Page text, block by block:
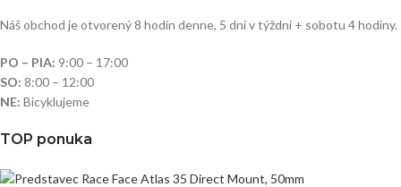
Náš obchod je otvorený 8 hodín denne, 5 dní v týždni + sobotu 4 hodiny.
PO – PIA: 9:00 – 17:00
SO: 8:00 – 12:00
NE: Bicyklujeme
TOP ponuka